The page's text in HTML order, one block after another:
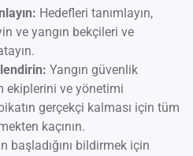
Hedefleri tanımlayın,
ve yangın bekçileri ve
Yangın güvenlik
ekiplerini ve yönetimi
gerçekçi kalması için tüm
kaçının.
başladığını bildirmek için